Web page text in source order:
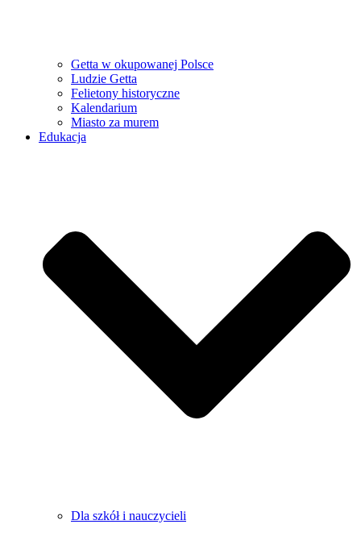
Getta w okupowanej Polsce
Ludzie Getta
Felietony historyczne
Kalendarium
Miasto za murem
Edukacja
Dla szkół i nauczycieli